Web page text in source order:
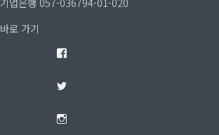
바로 가기
Facebook
Twitter
Instagram